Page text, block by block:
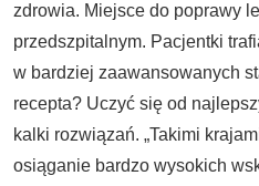
zdrowia. Miejsce do poprawy
przedszpitalnym. Pacjentki
w bardziej zaawansowanych
recepta? Uczyć się od
kalki rozwiązań. „Takimi
osiąganie bardzo wysokich